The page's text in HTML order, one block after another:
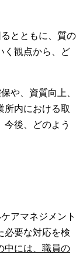
とともに、質の
く観点から、ど
や、資質向上、
所内における取
後、どのよう
アマネジメント
必要な対応を検
には、職員の